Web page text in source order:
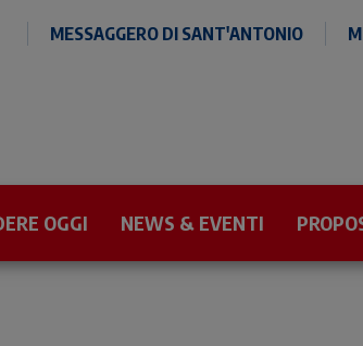
MESSAGGERO DI SANT'ANTONIO
OGGI NEWS & EVENTI